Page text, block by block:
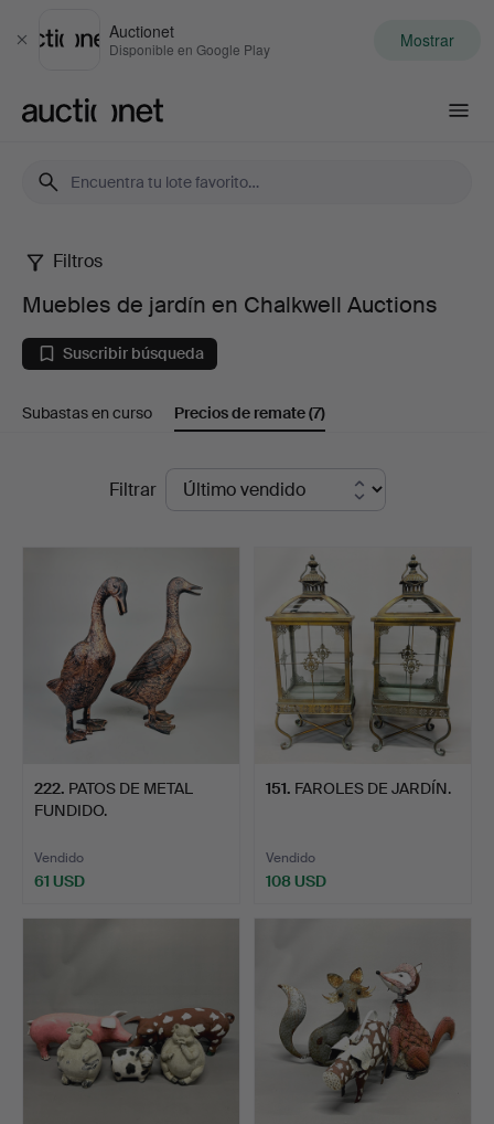
Cerrar
Auctionet
Disponible en Google Play Mostrar
Muebles
de
jardín
en
Chalkwell
Auctions
Filtros
Muebles de jardín en Chalkwell Auctions
Suscribir búsqueda
Subastas en curso Precios de remate(7)
Filtrar
222. PATOS DE METAL
FUNDIDO.
Vendido
61 USD
151. FAROLES DE JARDÍN.
Vendido
108 USD